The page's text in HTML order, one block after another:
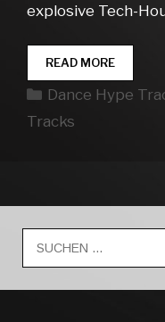
explosive Tech-
READ MOREDANCE
HYPE
TRACKS
Kategorien
Dance Hype
Tracks
nach: